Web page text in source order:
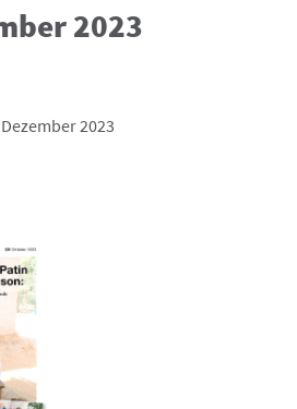
2023
2023